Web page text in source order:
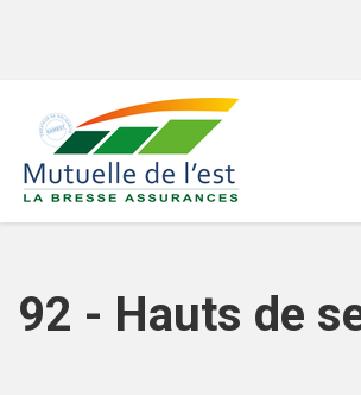
92 - Hauts de